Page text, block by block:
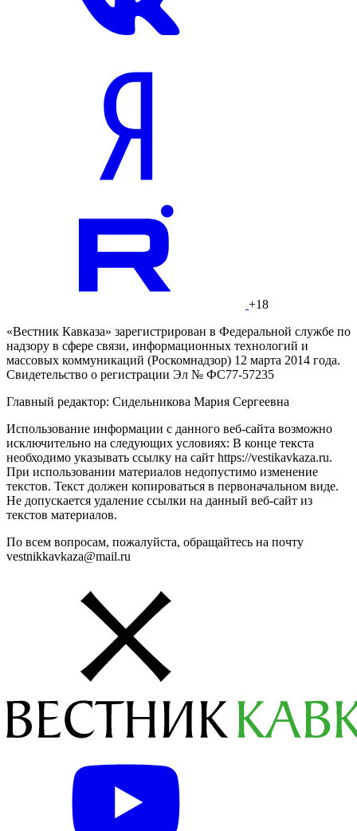
+18
«Вестник Кавказа» зарегистрирован в Федеральной службе по
надзору в сфере связи, информационных технологий и
массовых коммуникаций (Роскомнадзор) 12 марта 2014 года.
Свидетельство о регистрации Эл № ФС77-57235
Главный редактор: Сидельникова Мария Сергеевна
Использование информации с данного веб-сайта возможно
исключительно на следующих условиях: В конце текста
необходимо указывать ссылку на сайт https://vestikavkaza.ru.
При использовании материалов недопустимо изменение
текстов. Текст должен копироваться в первоначальном виде.
Не допускается удаление ссылки на данный веб-сайт из
текстов материалов.
По всем вопросам, пожалуйста, обращайтесь на почту
vestnikkavkaza@mail.ru